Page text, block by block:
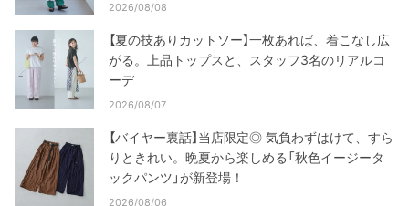
2026/08/08
【夏の技ありカットソー】一枚あれば、着こなし広
がる。上品トップスと、スタッフ3名のリアルコ
ーデ
2026/08/07
【バイヤー裏話】当店限定◎ 気負わずはけて、すら
りときれい。晩夏から楽しめる「秋色イージータ
ックパンツ」が新登場！
2026/08/06